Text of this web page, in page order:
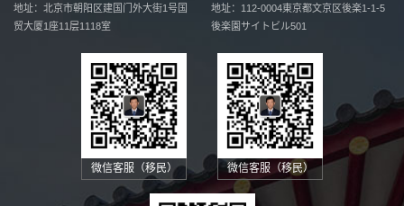
地址：北京市朝阳区建国门外大街1号国
贸大厦1座11层1118室
地址：112-0004東京都文京区後楽1-1-5
後楽園サイトビル501
微信客服（移民） 微信客服（移民）